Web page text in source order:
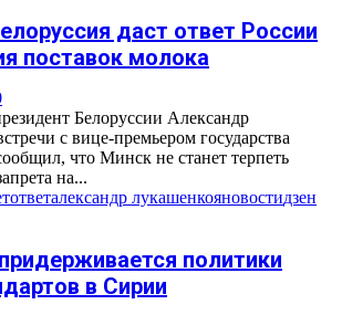
даст ответ России
поставок молока
Белоруссии Александр
с вице-премьером государства
что Минск не станет терпеть
на...
ответалександр лукашенкояновостидзен
политики
в Сирии